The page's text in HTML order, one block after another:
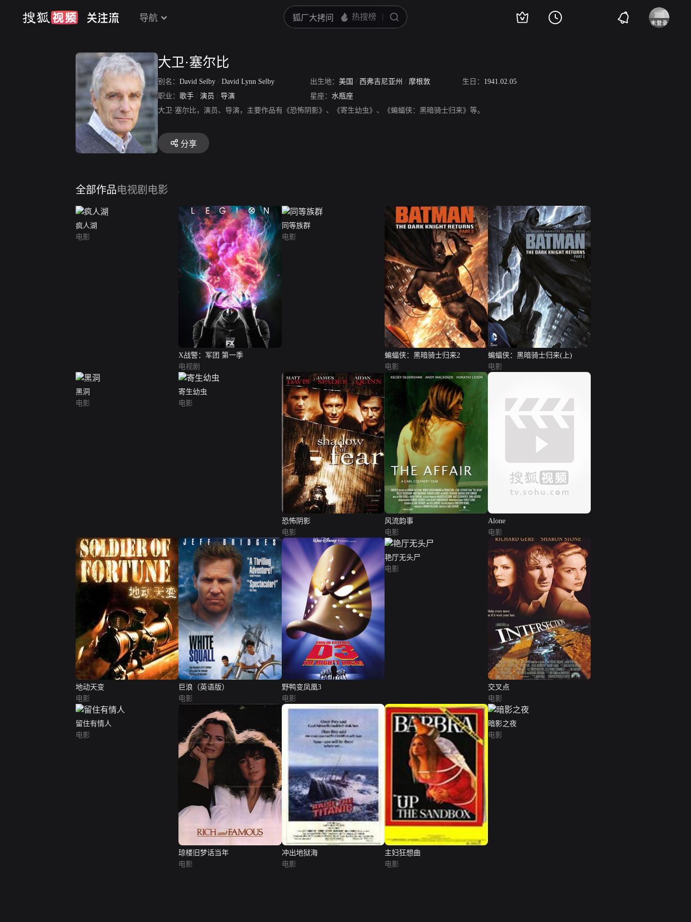
导航
大卫·塞尔比
别名： David Selby / David Lynn Selby 出生地： 美国 / 西弗吉尼亚州 / 摩根敦 生日： 1941.02.05
职业： 歌手 / 演员 / 导演 星座： 水瓶座
大卫·塞尔比，演员、导演，主要作品有《恐怖阴影》、《寄生幼虫》、《蝙蝠侠：黑暗骑士归来》等。
分享
全部作品电视剧 电影
疯人湖
电影
X战警：军团 第一季
电视剧
同等族群
电影
蝙蝠侠：黑暗骑士归来2
电影
蝙蝠侠：黑暗骑士归来(上)
电影
黑洞
电影
寄生幼虫
电影
恐怖阴影
电影
风流韵事
电影
Alone
电影
地动天变
电影
巨浪（英语版）
电影
野鸭变凤凰3
电影
艳厅无头尸
电影
交叉点
电影
留住有情人
电影
琼楼旧梦话当年
电影
冲出地狱海
电影
主妇狂想曲
电影
暗影之夜
电影